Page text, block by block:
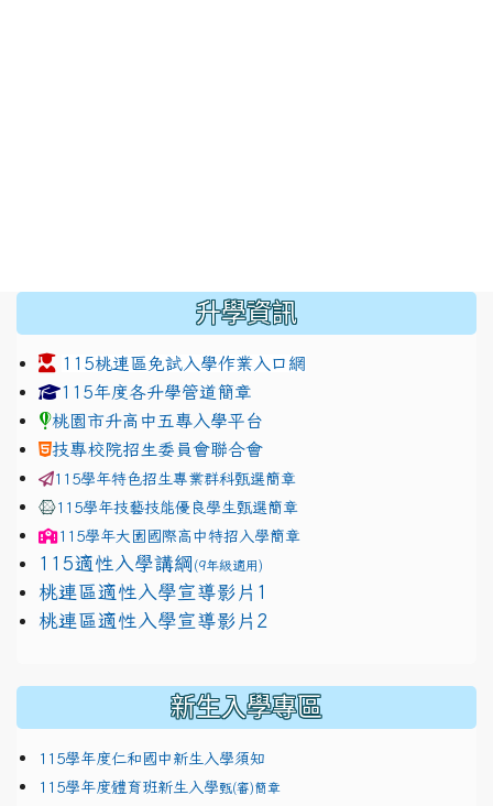
升學資訊
115桃連區免試入學作業入口網
link to https://www.jhjhs.tyc.edu.tw/modules/
115年度各升學管道簡章
桃園市升高中五專入學平台
技專校院招生委員會聯合會
115學年特色招生專業群科甄選簡章
115學年技藝技能優良學生甄選簡章
115學年大園國際高中特招入學簡章
115適性入學講綱 (9年級適用)
link to https://docs.google.com/presentation/d/
桃連區適性入學宣導影片1
link to https://docs.google.com/presentation/d/
桃連區適性入學宣導影片2
新生入學專區
115學年度仁和國中新生入學須知
115學年度體育班新生入學甄(審)簡章